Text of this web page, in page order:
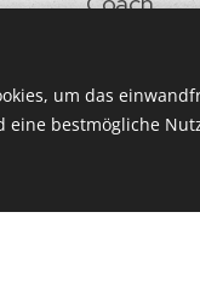
und
um das
eine bestmögliche